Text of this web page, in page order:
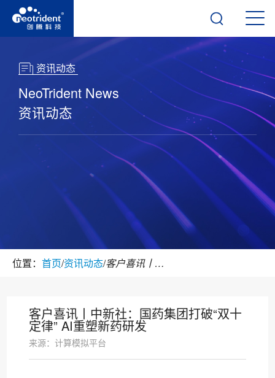
资讯动态
NeoTrident News
资讯动态
位置： 首页/资讯动态/ 客户喜讯丨中新社：国药集团打破“双十定律” AI重塑新药研发
客户喜讯丨中新社：国药集团打破“双十
定律” AI重塑新药研发
来源：计算模拟平台